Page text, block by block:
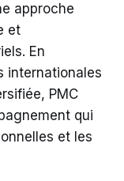
approche
et
En
internationales
PMC
qui
et les